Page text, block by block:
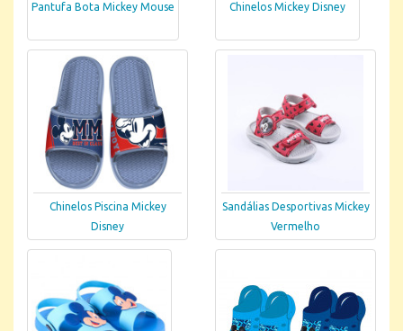
Pantufa Bota Mickey Mouse Chinelos Mickey Disney
Chinelos Piscina Mickey
Disney
Sandálias Desportivas Mickey
Vermelho